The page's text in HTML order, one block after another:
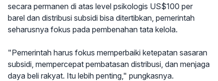
secara permanen di atas level psikologis US$100 per
barel dan distribusi subsidi bisa ditertibkan, pemerintah
seharusnya fokus pada pembenahan tata kelola.
"Pemerintah harus fokus memperbaiki ketepatan sasaran
subsidi, mempercepat pembatasan distribusi, dan menjaga
daya beli rakyat. Itu lebih penting," pungkasnya.